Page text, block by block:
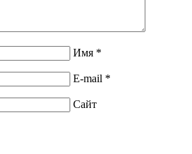
Имя *
E-mail *
Сайт